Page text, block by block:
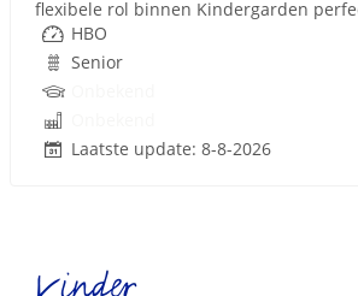
flexibele rol binnen Kindergarden
HBO
Senior
Laatste update: 8-8-2026